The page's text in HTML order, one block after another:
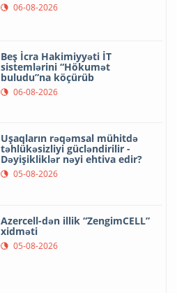
06-08-2026
Beş İcra Hakimiyyəti İT
sistemlərini “Hökumət
buludu”na köçürüb
06-08-2026
Uşaqların rəqəmsal mühitdə
təhlükəsizliyi gücləndirilir -
Dəyişikliklər nəyi ehtiva edir?
05-08-2026
Azercell-dən illik “ZengimCELL”
xidməti
05-08-2026